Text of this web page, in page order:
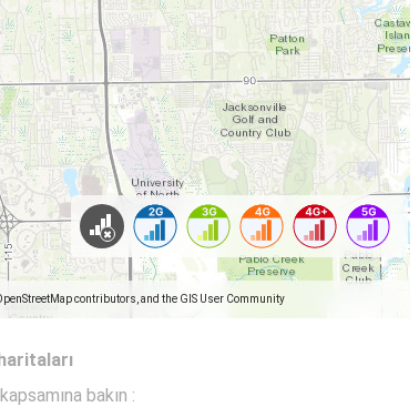
contributors, and the GIS User Community
bakın :